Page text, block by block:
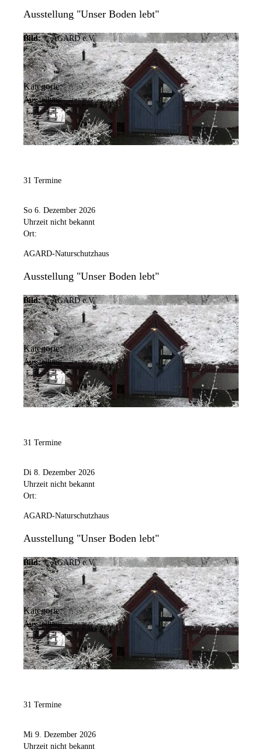
Ausstellung "Unser Boden lebt"
Bild: © AGARD e.V.
Kategorie:
Ausstellung
31 Termine
So 6. Dezember 2026
Uhrzeit nicht bekannt
Ort:
AGARD-Naturschutzhaus
Ausstellung "Unser Boden lebt"
Bild: © AGARD e.V.
Kategorie:
Ausstellung
31 Termine
Di 8. Dezember 2026
Uhrzeit nicht bekannt
Ort:
AGARD-Naturschutzhaus
Ausstellung "Unser Boden lebt"
Bild: © AGARD e.V.
Kategorie:
Ausstellung
31 Termine
Mi 9. Dezember 2026
Uhrzeit nicht bekannt